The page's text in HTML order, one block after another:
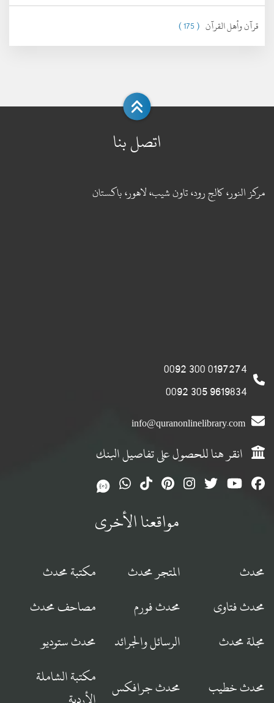
قرآن وأهل القرآن ( 175 )
اتصل بنا
مركز النور، كالج رود، تاون شيب، لاهور، باكستان
0197274 300 0092
9619834 305 0092
info@quranonlinelibrary.com
انقر هنا للحصول على تفاصيل البنك
مواقعنا الأخرى
محدث المتجر محدث
مكتبة محدث
محدث فتاوى
محدث فورم
مصاحف محدث
مجلة محدث
الرسائل والجرائد محدث ستوديو
محدث خطيب محدث جرافكس
مكتبة الشاملة